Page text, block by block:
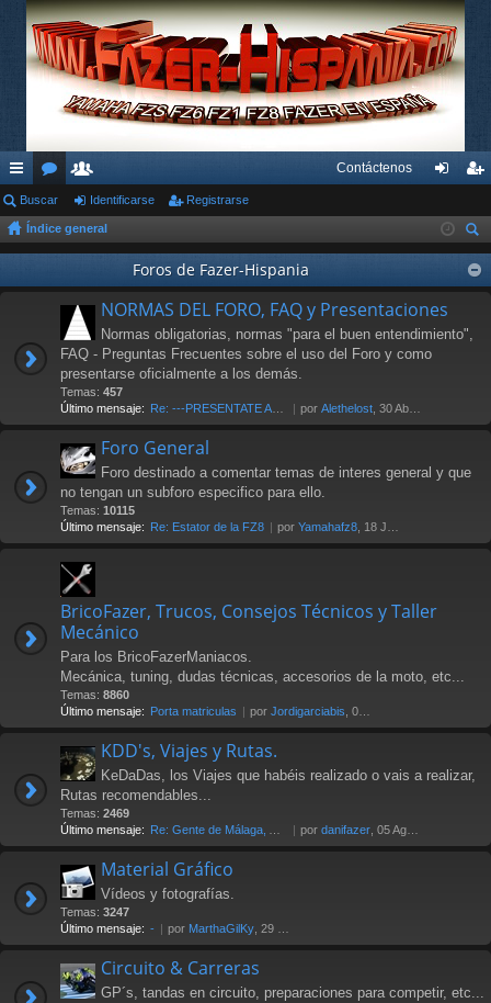
nl
ac
or
os
su
ari
Contáctenos
nti
se
ist
ra
Buscar Identificarse Registrarse
Índice general
us
car
Foros de Fazer-Hispania
NORMAS DEL FORO, FAQ y Presentaciones
Normas obligatorias, normas "para el buen entendimiento",
FAQ - Preguntas Frecuentes sobre el uso del Foro y como
presentarse oficialmente a los demás.
Temas: 457
Último mensaje: Re: ---PRESENTATE AL FORO AQU… por Alethelost , 30 Abr 2026 19:20
Foro General
Foro destinado a comentar temas de interes general y que
no tengan un subforo especifico para ello.
Temas: 10115
Último mensaje: Re: Estator de la FZ8 por Yamahafz8 , 18 Jul 2026 20:04
BricoFazer, Trucos, Consejos Técnicos y Taller
Mecánico
Para los BricoFazerManiacos.
Mecánica, tuning, dudas técnicas, accesorios de la moto, etc...
Temas: 8860
Último mensaje: Porta matriculas por Jordigarciabis , 09 Jul 2026 16:10
KDD's, Viajes y Rutas.
KeDaDas, los Viajes que habéis realizado o vais a realizar,
Rutas recomendables...
Temas: 2469
Último mensaje: Re: Gente de Málaga, Axarquía… por danifazer , 05 Ago 2026 17:16
Material Gráfico
Vídeos y fotografías.
Temas: 3247
Último mensaje: - por MarthaGilKy , 29 Jul 2026 12:24
Circuito & Carreras
GP´s, tandas en circuito, preparaciones para competir, etc...